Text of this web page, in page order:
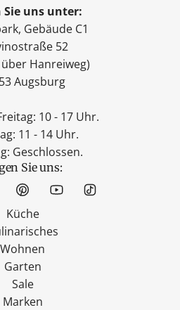
Sie uns unter:
Gebäude C1
52
Hanreiweg)
Augsburg
10 - 17 Uhr.
11 - 14 Uhr.
Geschlossen.
Sie uns:
Küche
Wohnen
Garten
Sale
Marken